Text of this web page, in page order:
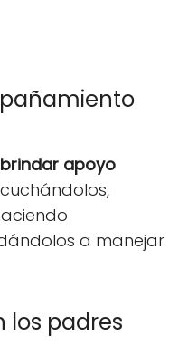
apoyo
a manejar
los padres